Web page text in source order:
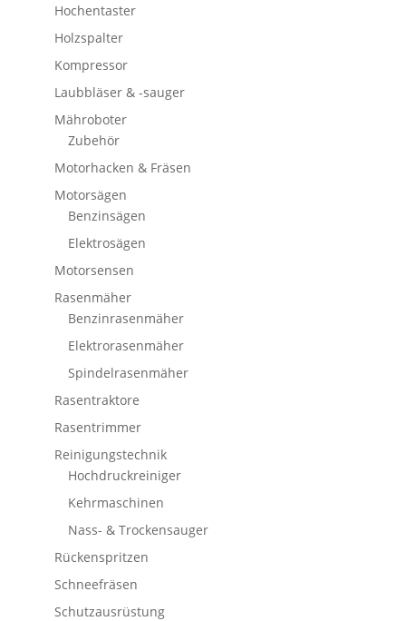
Hochentaster
Holzspalter
Kompressor
Laubbläser & -sauger
Mähroboter
Zubehör
Motorhacken & Fräsen
Motorsägen
Benzinsägen
Elektrosägen
Motorsensen
Rasenmäher
Benzinrasenmäher
Elektrorasenmäher
Spindelrasenmäher
Rasentraktore
Rasentrimmer
Reinigungstechnik
Hochdruckreiniger
Kehrmaschinen
Nass- & Trockensauger
Rückenspritzen
Schneefräsen
Schutzausrüstung